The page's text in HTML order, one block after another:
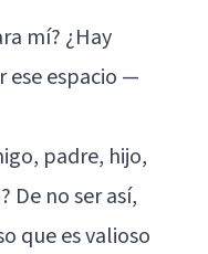
mí? ¿Hay
ese espacio —
padre, hijo,
De no ser así,
que es valioso